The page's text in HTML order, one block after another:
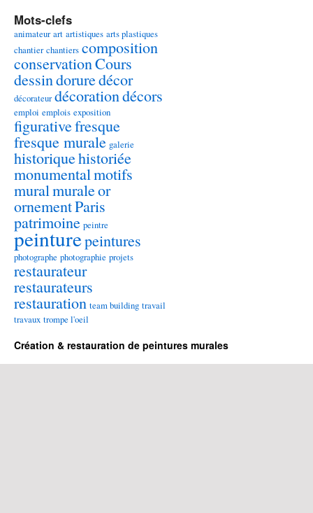
Mots-clefs
animateur art artistiques arts plastiques
chantier chantiers composition
conservationCours
dessindoruredécor
décorateur décorationdécors
emploi emplois exposition
figurativefresque
fresque murale galerie
historiquehistoriée
monumentalmotifs
muralmuraleor
ornementParis
patrimoine peintre
peinturepeintures
photographe photographie projets
restaurateur
restaurateurs
restauration team building travail
travaux trompe l'oeil
Création & restauration de peintures murales